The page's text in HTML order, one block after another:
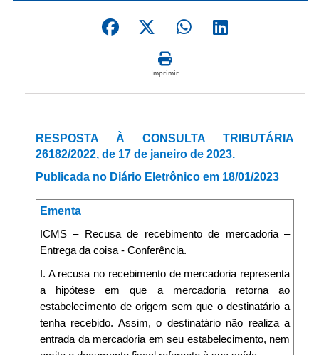
Imprimir
RESPOSTA À CONSULTA TRIBUTÁRIA
26182/2022, de 17 de janeiro de 2023.
Publicada no Diário Eletrônico em 18/01/2023
Ementa
ICMS – Recusa de recebimento de mercadoria –
Entrega da coisa - Conferência.
I. A recusa no recebimento de mercadoria representa
a hipótese em que a mercadoria retorna ao
estabelecimento de origem sem que o destinatário a
tenha recebido. Assim, o destinatário não realiza a
entrada da mercadoria em seu estabelecimento, nem